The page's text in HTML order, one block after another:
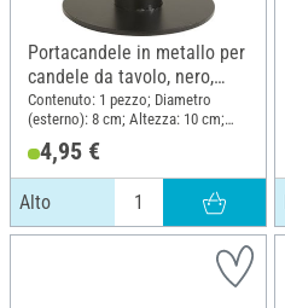
Portacandele in metallo per
candele da tavolo, nero,
Alto
Contenuto: 1 pezzo; Diametro
(esterno): 8 cm; Altezza: 10 cm;
Materiale: Metallo
4,95 €
Alto